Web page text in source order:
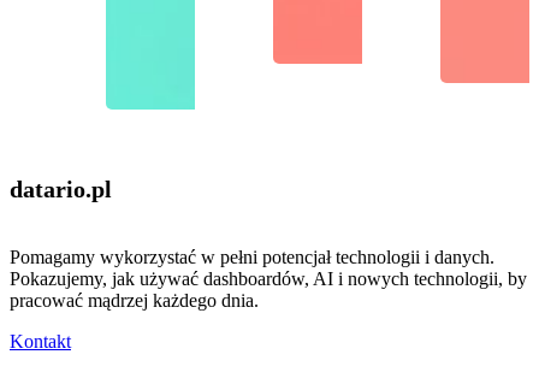
datario.pl
Pomagamy wykorzystać w pełni potencjał technologii i danych.
Pokazujemy, jak używać dashboardów, AI i nowych technologii, by
pracować mądrzej każdego dnia.
Kontakt